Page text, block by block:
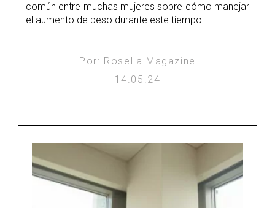
común entre muchas mujeres sobre cómo manejar
el aumento de peso durante este tiempo.
Por: Rosella Magazine
14.05.24